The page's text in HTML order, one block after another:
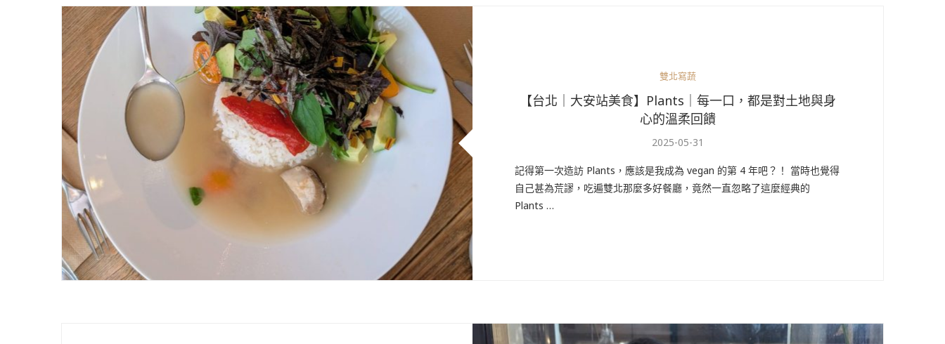
雙北寫蔬
【台北｜大安站美食】Plants｜每一口，都是對土地與身
心的溫柔回饋
2025-05-31
記得第一次造訪 Plants，應該是我成為 vegan 的第 4 年吧？！ 當時也覺得
自己甚為荒謬，吃遍雙北那麼多好餐廳，竟然一直忽略了這麼經典的
Plants …